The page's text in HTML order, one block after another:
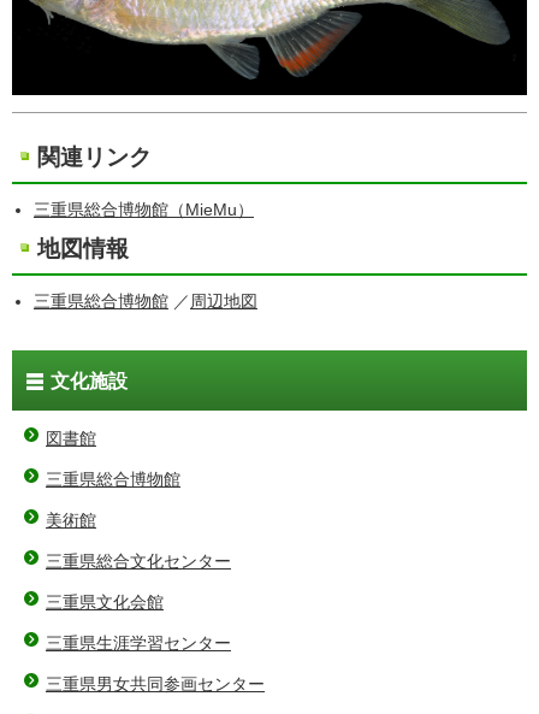
関連リンク
三重県総合博物館（MieMu）
地図情報
三重県総合博物館 ／周辺地図
文化施設
図書館
三重県総合博物館
美術館
三重県総合文化センター
三重県文化会館
三重県生涯学習センター
三重県男女共同参画センター